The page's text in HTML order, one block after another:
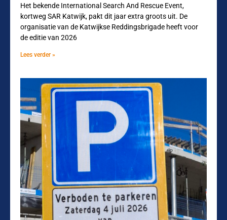
Het bekende International Search And Rescue Event,
kortweg SAR Katwijk, pakt dit jaar extra groots uit. De
organisatie van de Katwijkse Reddingsbrigade heeft voor
de editie van 2026
Lees verder »